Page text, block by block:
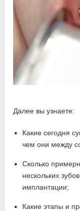
Далее вы узнаете:
Какие сегодня
чем они между
Сколько
нескольких
имплантации;
Какие этапы и